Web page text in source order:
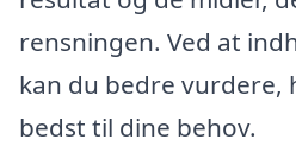
rensningen. Ved at
kan du bedre vurdere,
bedst til dine behov.